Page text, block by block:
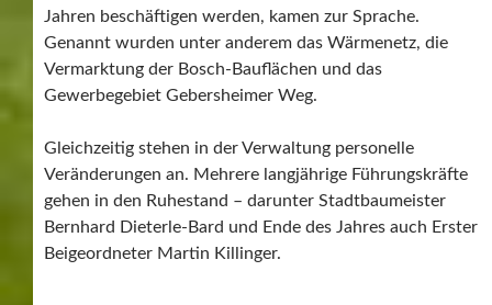
Jahren beschäftigen werden, kamen zur Sprache.
Genannt wurden unter anderem das Wärmenetz, die
Vermarktung der Bosch-Bauflächen und das
Gewerbegebiet Gebersheimer Weg.
Gleichzeitig stehen in der Verwaltung personelle
Veränderungen an. Mehrere langjährige Führungskräfte
gehen in den Ruhestand – darunter Stadtbaumeister
Bernhard Dieterle-Bard und Ende des Jahres auch Erster
Beigeordneter Martin Killinger.